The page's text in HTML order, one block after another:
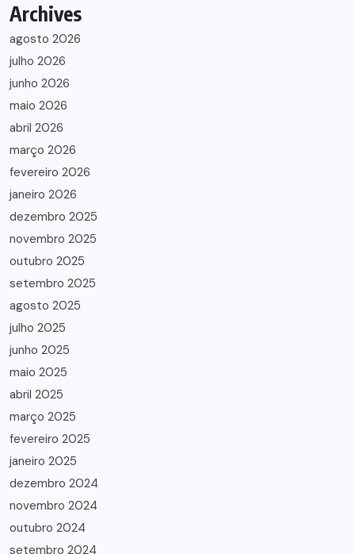
Archives
agosto 2026
julho 2026
junho 2026
maio 2026
abril 2026
março 2026
fevereiro 2026
janeiro 2026
dezembro 2025
novembro 2025
outubro 2025
setembro 2025
agosto 2025
julho 2025
junho 2025
maio 2025
abril 2025
março 2025
fevereiro 2025
janeiro 2025
dezembro 2024
novembro 2024
outubro 2024
setembro 2024